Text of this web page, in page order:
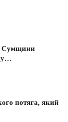
Сумщини
потяга, який